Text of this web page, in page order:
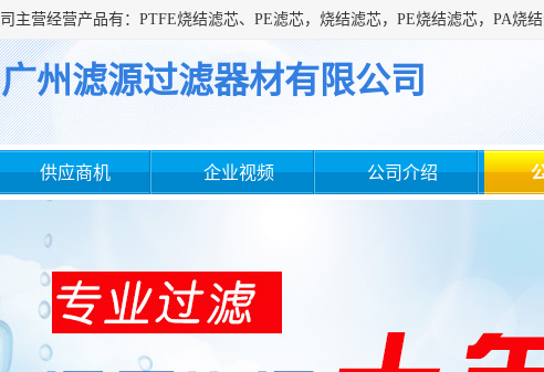
广州滤源过滤器材有限公司
供应商机 企业视频 公司介绍